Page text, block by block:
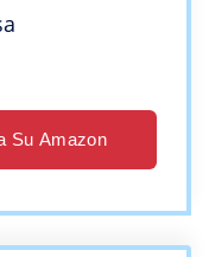
Su Amazon